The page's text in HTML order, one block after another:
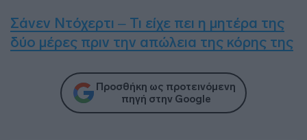
Σάνεν Ντόχερτι – Τι είχε πει η μητέρα της
δύο μέρες πριν την απώλεια της κόρης της
Προσθήκη ως προτεινόμενη
πηγή στην Google